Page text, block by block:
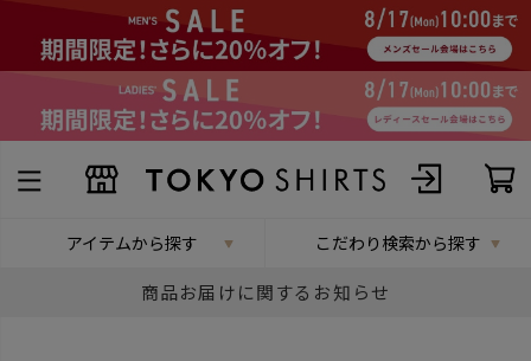
アイテムから探す こだわり検索から探す
商品お届けに関するお知らせ